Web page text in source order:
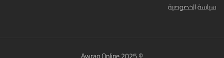
سياسة الخصوصية